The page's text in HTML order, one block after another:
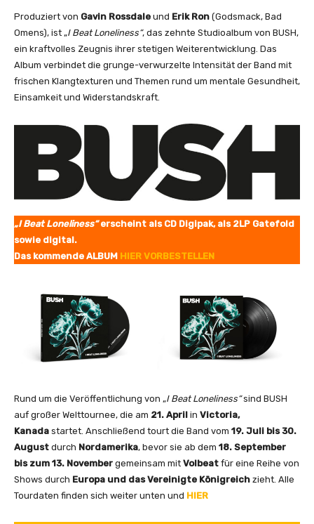
F
o
r
g
e
t
e
[
O
f
r
i
c
V
i
d
e
Produziert von Gavin Rossdale und Erik Ron (Godsmack, Bad
Omens), ist „I Beat Loneliness“, das zehnte Studioalbum von BUSH,
ein kraftvolles Zeugnis ihrer stetigen Weiterentwicklung. Das
Album verbindet die grunge-verwurzelte Intensität der Band mit
frischen Klangtexturen und Themen rund um mentale Gesundheit,
Einsamkeit und Widerstandskraft.
„I Beat Loneliness“erscheint als CD Digipak, als 2LP Gatefold
sowie digital.
Das kommende ALBUM HIER VORBESTELLEN
Rund um die Veröffentlichung von „I Beat Loneliness“sind BUSH
auf großer Welttournee, die am 21. April in Victoria,
Kanada startet. Anschließend tourt die Band vom 19. Juli bis 30.
August durch Nordamerika, bevor sie ab dem 18. September
bis zum 13. November gemeinsam mit Volbeat für eine Reihe von
Shows durch Europa und das Vereinigte Königreich zieht. Alle
Tourdaten finden sich weiter unten und HIER